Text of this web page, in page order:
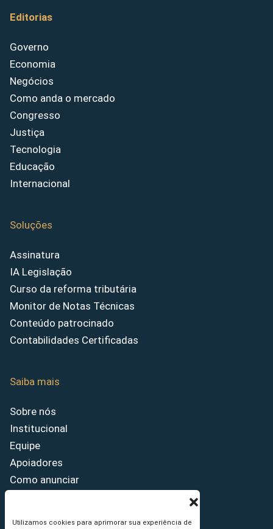
Utilizamos cookies para aprimorar sua experiência de
Editorias
Governo
Economia
Negócios
Como anda o mercado
Congresso
Justiça
Tecnologia
Educação
Internacional
Soluções
Assinatura
IA Legislação
Curso da reforma tributária
Monitor de Notas Técnicas
Conteúdo patrocinado
Contabilidades Certificadas
Saiba mais
Sobre nós
Institucional
Equipe
Apoiadores
Como anunciar